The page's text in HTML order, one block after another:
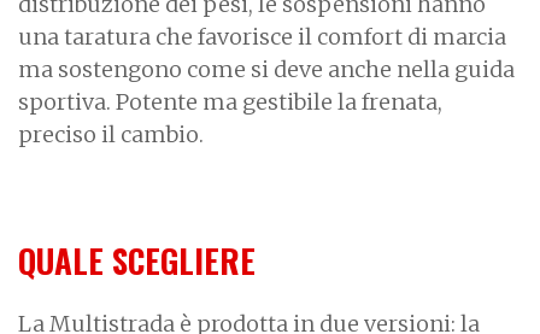
una taratura che favorisce il comfort di marcia
ma sostengono come si deve anche nella guida
sportiva. Potente ma gestibile la frenata,
preciso il cambio.
QUALE SCEGLIERE
La Multistrada è prodotta in due versioni: la